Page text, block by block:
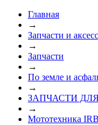
Главная
→
Запчасти и
→
Запчасти
→
По земле и
→
ЗАПЧАСТИ
→
Мототехника